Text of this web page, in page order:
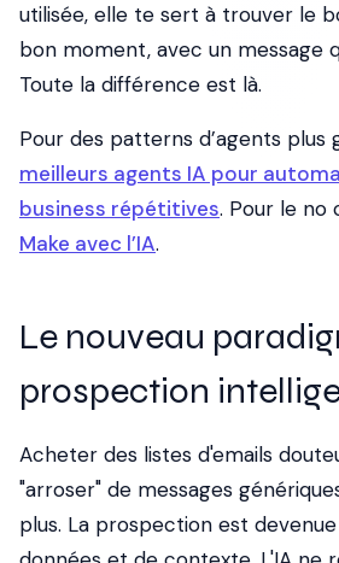
utilisée, elle te sert à trouver le
bon moment, avec un message
Toute la différence est là.
Pour des patterns d’agents plus
meilleurs agents IA pour
business répétitives. Pour le no
Make avec l’IA.
Le nouveau
prospection
Acheter des listes d'emails
"arroser" de messages
plus. La prospection est